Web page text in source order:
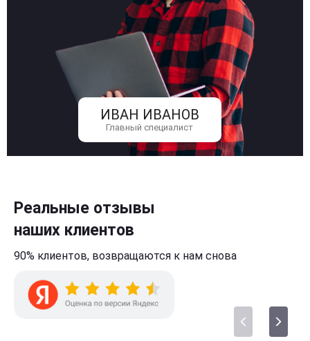
ИВАН ИВАНОВ
Главный специалист
Реальные отзывы
наших клиентов
90% клиентов, возвращаются к нам снова